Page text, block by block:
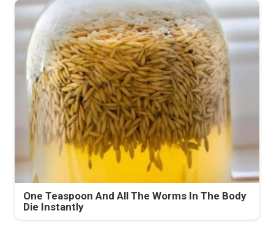
One Teaspoon And All The Worms In The Body
Die Instantly